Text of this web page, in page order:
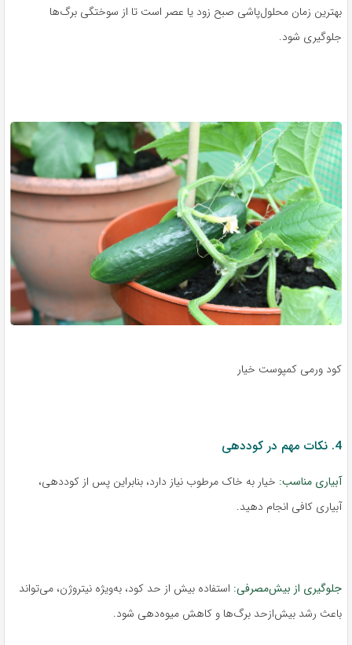
بهترین زمان محلول‌پاشی صبح زود یا عصر است تا از سوختگی برگ‌ها
جلوگیری شود.
کود ورمی کمپوست خیار
4. نکات مهم در کوددهی
آبیاری مناسب: خیار به خاک مرطوب نیاز دارد، بنابراین پس از کوددهی،
آبیاری کافی انجام دهید.
جلوگیری از بیش‌مصرفی: استفاده بیش از حد کود، به‌ویژه نیتروژن، می‌تواند
باعث رشد بیش‌ازحد برگ‌ها و کاهش میوه‌دهی شود.